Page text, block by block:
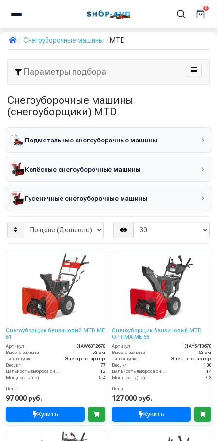
0
Снегоуборочные машины MTD
Параметры подбора
Снегоуборочные машины
(снегоуборщики) MTD
Подметальные снегоуборочные машины
Колёсные снегоуборочные машины
Гусеничные снегоуборочные машины
Снегоуборщик бензиновый MTD ME
61
Артикул
31AW63F2678
Высота захвата
53 см
Тип запуска
Электр. стартер
Вес, кг
77
12
Мощность (лс)
5,4
Цена
97 000 руб.
Купить
Снегоуборщик бензиновый MTD
OPTIMA ME 66
Артикул
31AY54T3678
Высота захвата
53 см
Тип запуска
Электр. стартер
Вес, кг
100
14
Мощность (лс)
7,3
Цена
127 000 руб.
Купить